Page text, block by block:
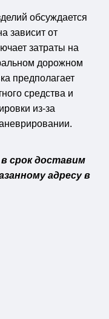
обсуждается
зависит от
затраты на
дорожном
предполагает
средства и
из-за
срок доставим
адресу в